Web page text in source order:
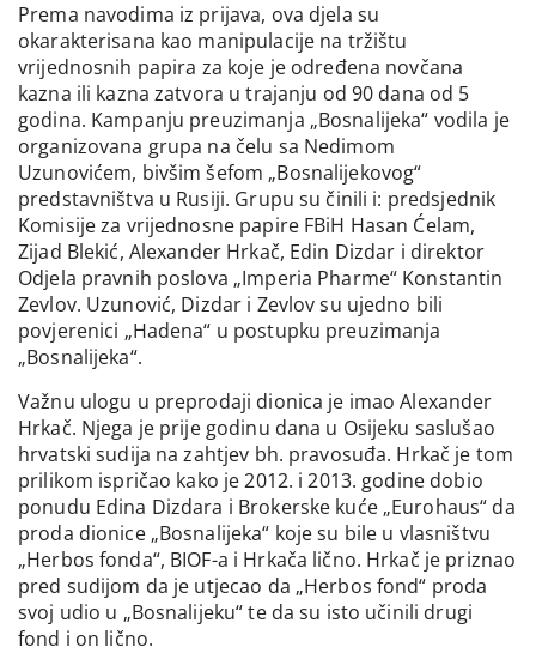
Prema navodima iz prijava, ova djela su
okarakterisana kao manipulacije na tržištu
vrijednosnih papira za koje je određena novčana
kazna ili kazna zatvora u trajanju od 90 dana od 5
godina. Kampanju preuzimanja „Bosnalijeka“ vodila je
organizovana grupa na čelu sa Nedimom
Uzunovićem, bivšim šefom „Bosnalijekovog“
predstavništva u Rusiji. Grupu su činili i: predsjednik
Komisije za vrijednosne papire FBiH Hasan Ćelam,
Zijad Blekić, Alexander Hrkač, Edin Dizdar i direktor
Odjela pravnih poslova „Imperia Pharme“ Konstantin
Zevlov. Uzunović, Dizdar i Zevlov su ujedno bili
povjerenici „Hadena“ u postupku preuzimanja
„Bosnalijeka“.
Važnu ulogu u preprodaji dionica je imao Alexander
Hrkač. Njega je prije godinu dana u Osijeku saslušao
hrvatski sudija na zahtjev bh. pravosuđa. Hrkač je tom
prilikom ispričao kako je 2012. i 2013. godine dobio
ponudu Edina Dizdara i Brokerske kuće „Eurohaus“ da
proda dionice „Bosnalijeka“ koje su bile u vlasništvu
„Herbos fonda“, BIOF-a i Hrkača lično. Hrkač je priznao
pred sudijom da je utjecao da „Herbos fond“ proda
svoj udio u „Bosnalijeku“ te da su isto učinili drugi
fond i on lično.